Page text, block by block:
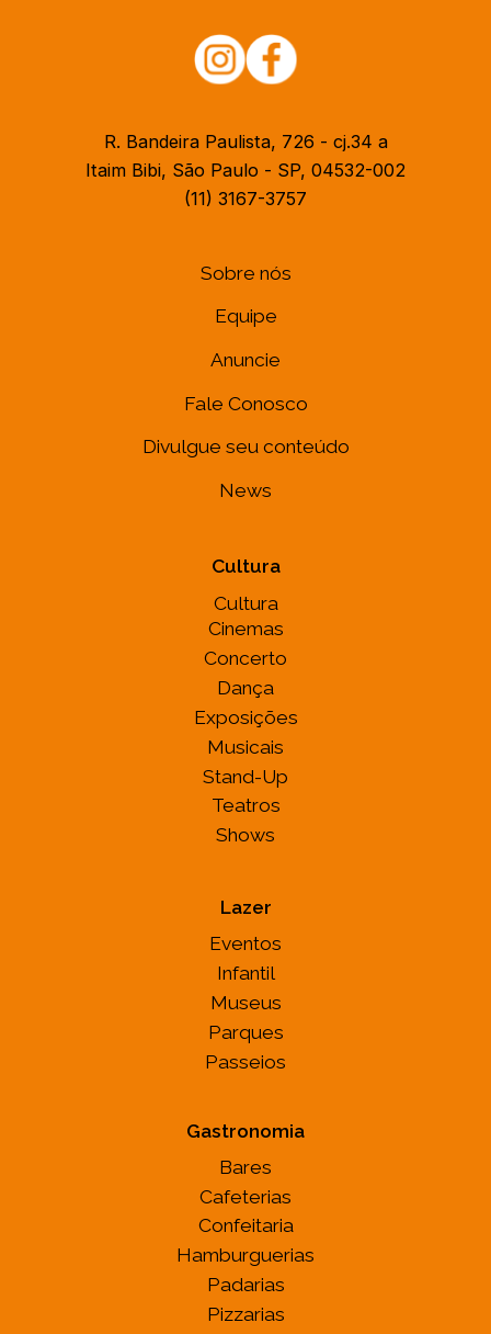
R. Bandeira Paulista, 726 - cj.34 a
Itaim Bibi, São Paulo - SP, 04532-002
(11) 3167-3757
Sobre nós
Equipe
Anuncie
Fale Conosco
Divulgue seu conteúdo
News
Cultura
Cultura
Cinemas
Concerto
Dança
Exposições
Musicais
Stand-Up
Teatros
Shows
Lazer
Eventos
Infantil
Museus
Parques
Passeios
Gastronomia
Bares
Cafeterias
Confeitaria
Hamburguerias
Padarias
Pizzarias